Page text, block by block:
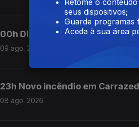
00h Difícil acesso aos fogos
09 ago. 2026
23h Novo incêndio em
08 ago. 2026
seus dispositivos;
Guarde programas
Aceda à sua área